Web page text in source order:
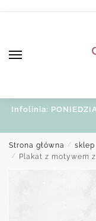
Infolinia:
Strona główna / sklep
/ Plakat z motywem